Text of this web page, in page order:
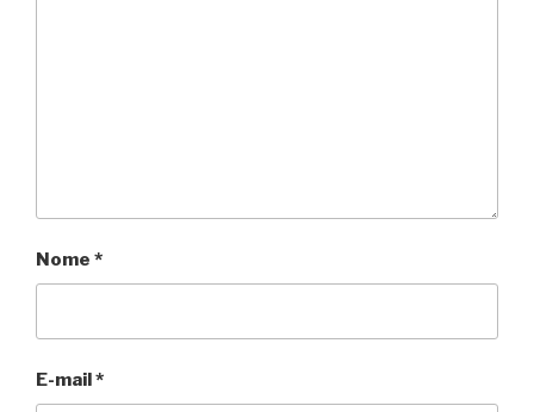
Nome *
E-mail*